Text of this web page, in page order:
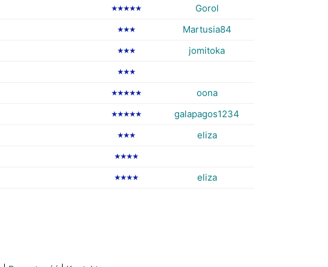
★★★★★ Gorol
★★★ Martusia84
★★★ jomitoka
★★★
★★★★★ oona
★★★★★ galapagos1234
★★★ eliza
★★★★
★★★★ eliza